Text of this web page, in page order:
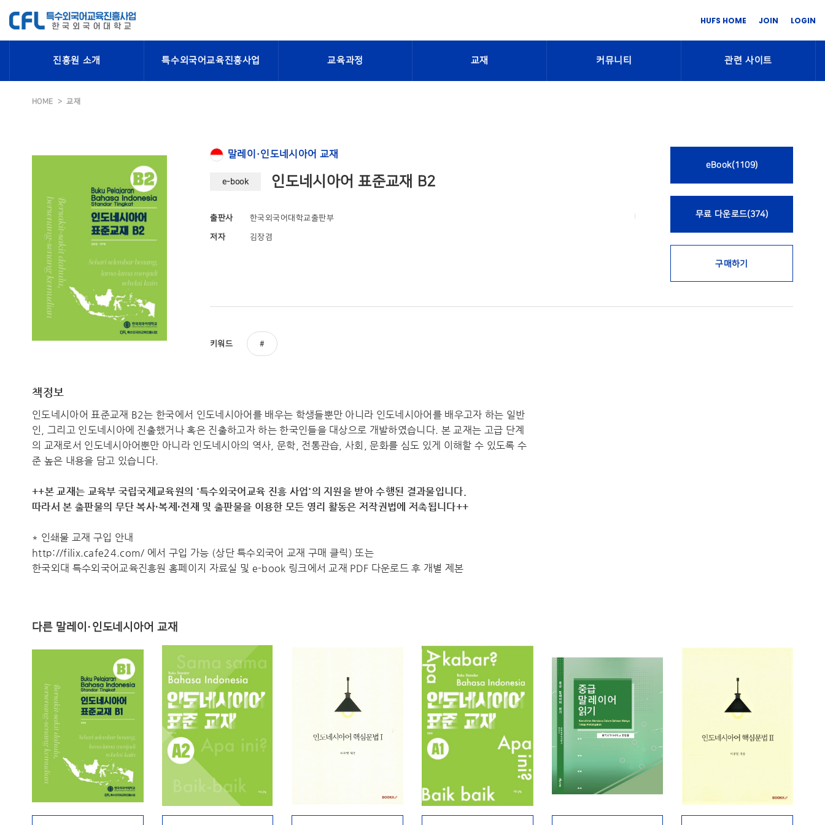
HUFS HOME JOIN LOGIN
진흥원 소개 특수외국어교육진흥사업 교육과정 교재 커뮤니티 관련 사이트
HOME 교재
말레이·인도네시아어 교재
e-book 인도네시아어 표준교재 B2
출판사 한국외국어대학교출판부
저자 김장겸
eBook(1109)
무료 다운로드(374)
구매하기
키워드
책정보
인도네시아어 표준교재 B2는 한국에서 인도네시아어를 배우는 학생들뿐만 아니라 인도네시아어를 배우고자 하는 일반
인, 그리고 인도네시아에 진출했거나 혹은 진출하고자 하는 한국인들을 대상으로 개발하였습니다. 본 교재는 고급 단계
의 교재로서 인도네시아어뿐만 아니라 인도네시아의 역사, 문학, 전통관습, 사회, 문화를 심도 있게 이해할 수 있도록 수
준 높은 내용을 담고 있습니다.
++본 교재는 교육부 국립국제교육원의 '특수외국어교육 진흥 사업'의 지원을 받아 수행된 결과물입니다.
따라서 ​본 출판물의 무단 복사·복제·전재 및 출판물을 이용한 모든 영리 활동은 저작권법에 저촉됩니다++
* 인쇄물 교재 구입 안내
http://filix.cafe24.com/ 에서 구입 가능 (상단 특수외국어 교재 구매 클릭) 또는
한국외대 특수외국어교육진흥원 홈페이지 자료실 및 e-book 링크에서 교재 PDF 다운로드 후 개별 제본
다른 말레이·인도네시아어 교재